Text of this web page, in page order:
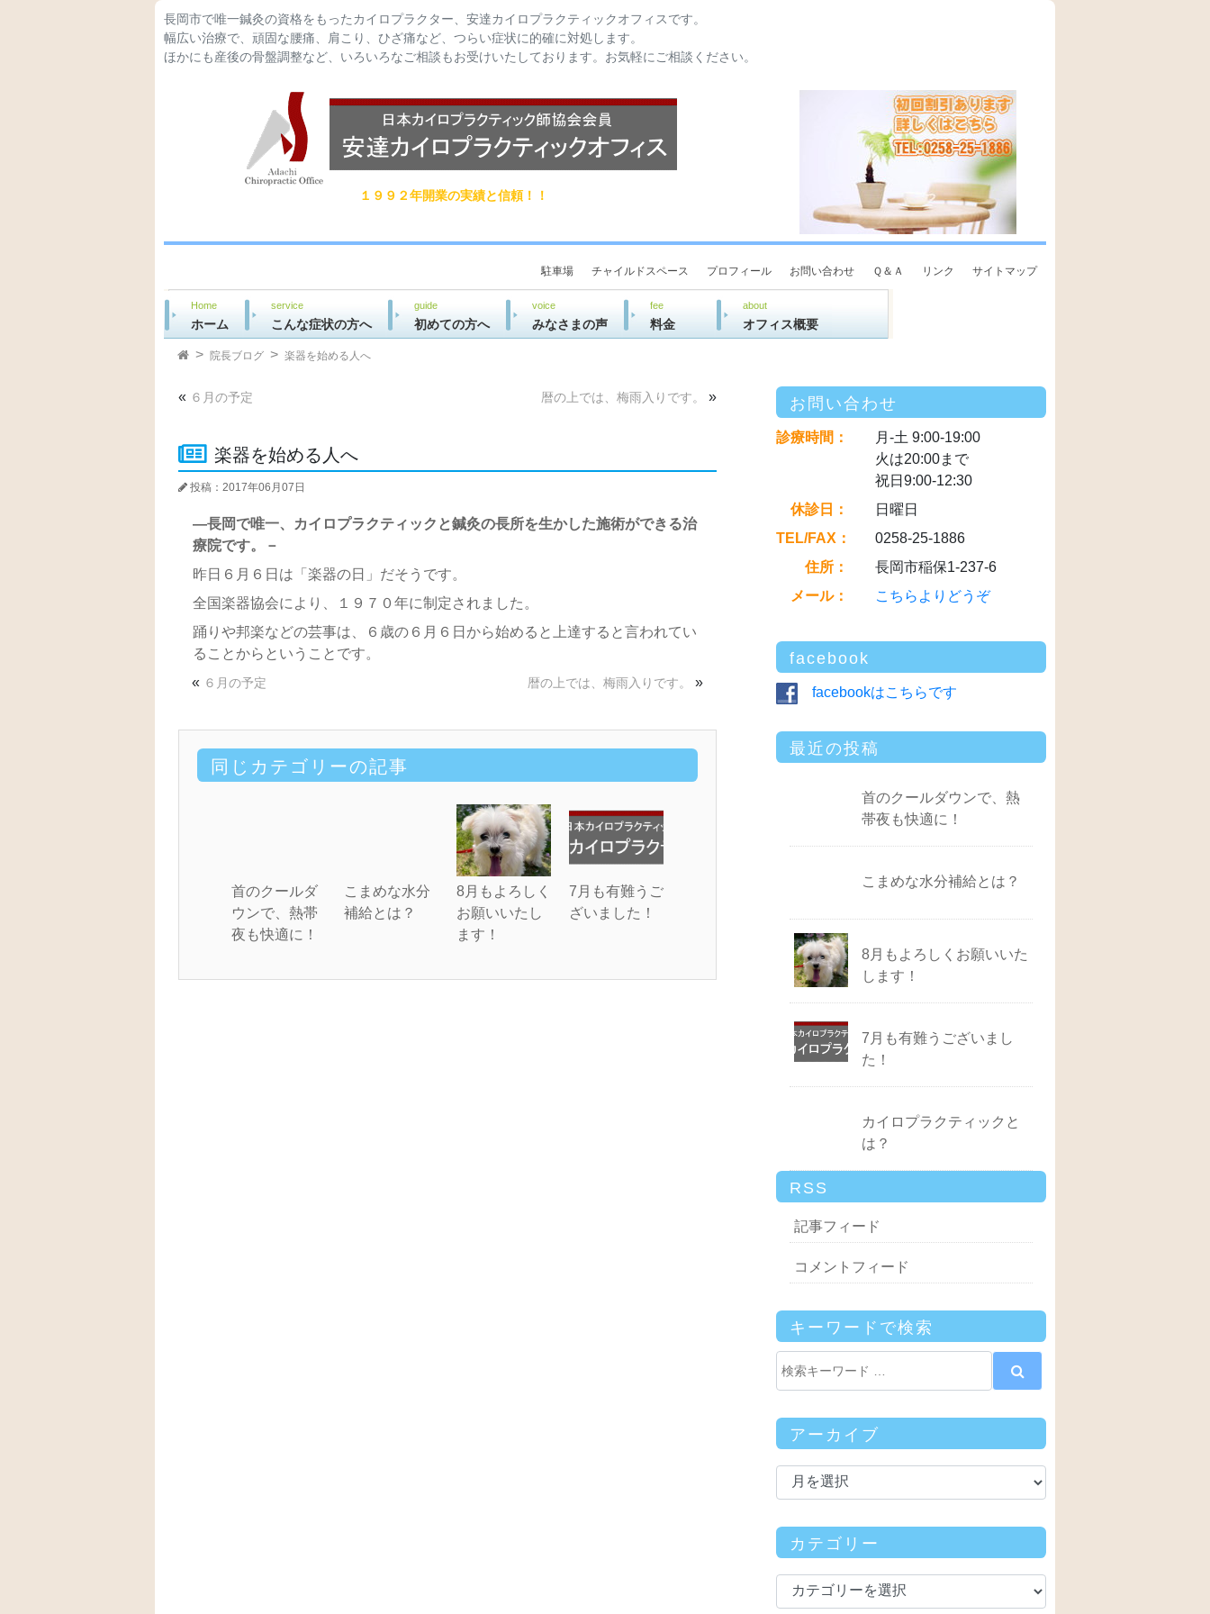
長岡市で唯一鍼灸の資格をもったカイロプラクター、安達カイロプラクティックオフィスです。
幅広い治療で、頑固な腰痛、肩こり、ひざ痛など、つらい症状に的確に対処します。
ほかにも産後の骨盤調整など、いろいろなご相談もお受けいたしております。お気軽にご相談ください。
１９９２年開業の実績と信頼！！
駐車場 チャイルドスペース プロフィール お問い合わせ Ｑ＆Ａ リンク サイトマップ
Home
ホーム
service
こんな症状の方へ
guide
初めての方へ
voice
みなさまの声
fee
料金
about
オフィス概要
院長ブログ 楽器を始める人へ
« ６月の予定 暦の上では、梅雨入りです。 »
楽器を始める人へ
投稿：2017年06月07日
―長岡で唯一、カイロプラクティックと鍼灸の長所を生かした施術ができる治
療院です。－
昨日６月６日は「楽器の日」だそうです。
全国楽器協会により、１９７０年に制定されました。
踊りや邦楽などの芸事は、６歳の６月６日から始めると上達すると言われてい
ることからということです。
« ６月の予定 暦の上では、梅雨入りです。 »
同じカテゴリーの記事
首のクールダ
ウンで、熱帯
夜も快適に！
こまめな水分
補給とは？
8月もよろしく
お願いいたし
ます！
7月も有難うご
ざいました！
お問い合わせ
診療時間：
月-土 9:00-19:00
火は20:00まで
祝日9:00-12:30
休診日：
日曜日
TEL/FAX：
0258-25-1886
住所：
長岡市稲保1-237-6
メール：
こちらよりどうぞ
facebook
facebookはこちらです
最近の投稿
首のクールダウンで、熱
帯夜も快適に！
こまめな水分補給とは？
8月もよろしくお願いいた
します！
7月も有難うございまし
た！
カイロプラクティックと
は？
RSS
記事フィード
コメントフィード
キーワードで検索
アーカイブ
カテゴリー